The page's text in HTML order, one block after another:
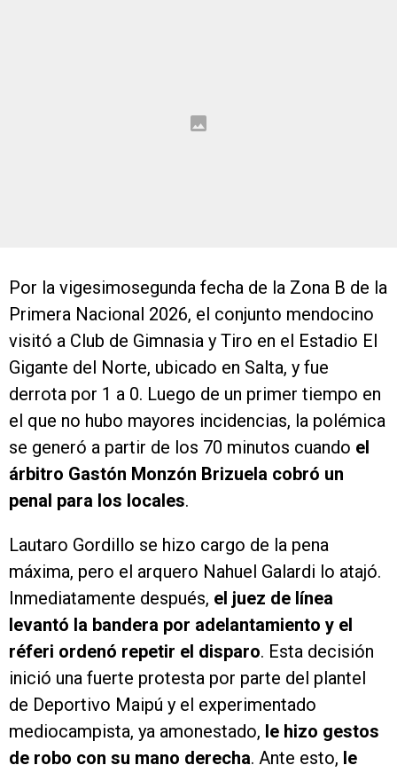
Por la vigesimosegunda fecha de la Zona B de la
Primera Nacional 2026, el conjunto mendocino
visitó a Club de Gimnasia y Tiro en el Estadio El
Gigante del Norte, ubicado en Salta, y fue
derrota por 1 a 0. Luego de un primer tiempo en
el que no hubo mayores incidencias, la polémica
se generó a partir de los 70 minutos cuando el
árbitro Gastón Monzón Brizuela cobró un
penal para los locales.
Lautaro Gordillo se hizo cargo de la pena
máxima, pero el arquero Nahuel Galardi lo atajó.
Inmediatamente después, el juez de línea
levantó la bandera por adelantamiento y el
réferi ordenó repetir el disparo. Esta decisión
inició una fuerte protesta por parte del plantel
de Deportivo Maipú y el experimentado
mediocampista, ya amonestado, le hizo gestos
de robo con su mano derecha. Ante esto, le